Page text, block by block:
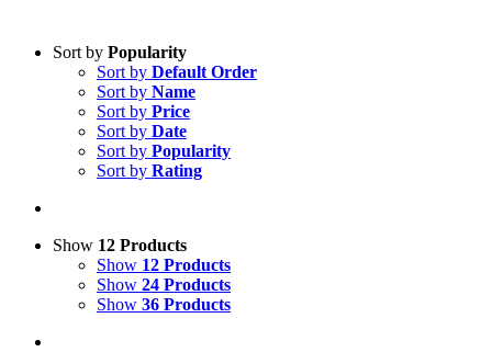
Sort by Popularity
Sort by Default Order
Sort by Name
Sort by Price
Sort by Date
Sort by Popularity
Sort by Rating
Show 12 Products
Show 12 Products
Show 24 Products
Show 36 Products